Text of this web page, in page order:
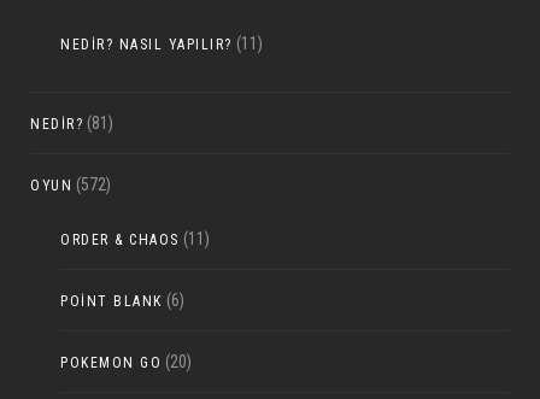
NEDIR? NASIL YAPILIR? (11)
NEDIR? (81)
OYUN (572)
ORDER & CHAOS (11)
POINT BLANK (6)
POKEMON GO (20)